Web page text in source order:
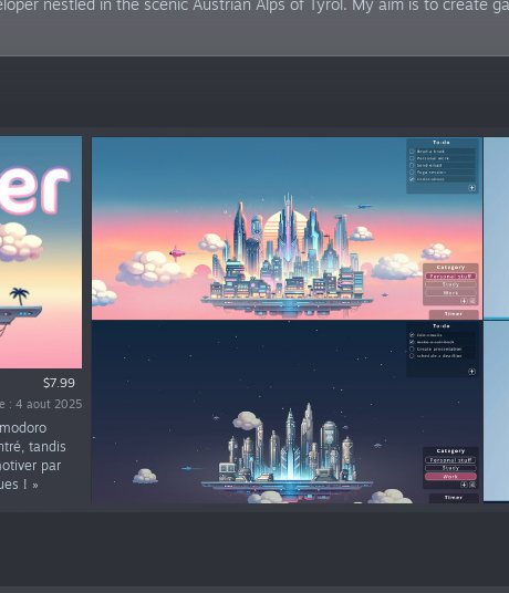
nestled in the scenic Austrian Alps of Tyrol. My aim is to create
$7.99
: 4 aout 2025
tandis
par
! »